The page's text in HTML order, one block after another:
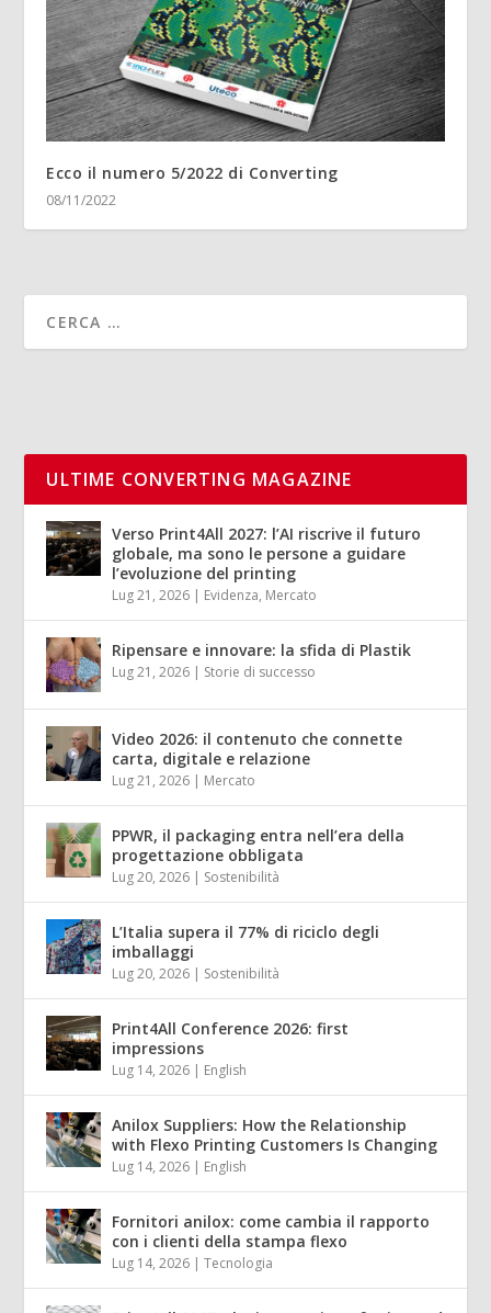
Ecco il numero 5/2022 di Converting
08/11/2022
ULTIME CONVERTING MAGAZINE
Verso Print4All 2027: l’AI riscrive il futuro
globale, ma sono le persone a guidare
l’evoluzione del printing
Lug 21, 2026 | Evidenza, Mercato
Ripensare e innovare: la sfida di Plastik
Lug 21, 2026 | Storie di successo
Video 2026: il contenuto che connette
carta, digitale e relazione
Lug 21, 2026 | Mercato
PPWR, il packaging entra nell’era della
progettazione obbligata
Lug 20, 2026 | Sostenibilità
L’Italia supera il 77% di riciclo degli
imballaggi
Lug 20, 2026 | Sostenibilità
Print4All Conference 2026: first
impressions
Lug 14, 2026 | English
Anilox Suppliers: How the Relationship
with Flexo Printing Customers Is Changing
Lug 14, 2026 | English
Fornitori anilox: come cambia il rapporto
con i clienti della stampa flexo
Lug 14, 2026 |Tecnologia